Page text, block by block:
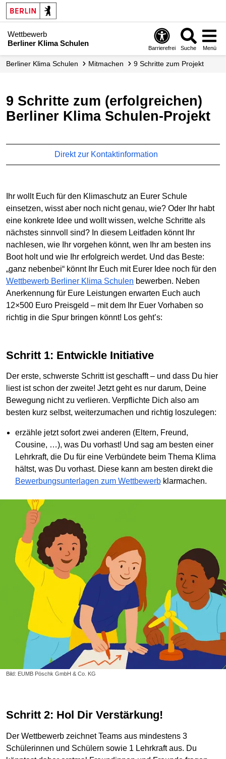
Wettbewerb
Berliner Klima Schulen
Barrierefrei Suche Menü
Berliner Klima Schulen Mitmachen 9 Schritte zum Projekt
9 Schritte zum (erfolgreichen)
Berliner Klima Schulen-Projekt
Direkt zur Kontaktinformation
Ihr wollt Euch für den Klimaschutz an Eurer Schule
einsetzen, wisst aber noch nicht genau, wie? Oder Ihr habt
eine konkrete Idee und wollt wissen, welche Schritte als
nächstes sinnvoll sind? In diesem Leitfaden könnt Ihr
nachlesen, wie Ihr vorgehen könnt, wen Ihr am besten ins
Boot holt und wie Ihr erfolgreich werdet. Und das Beste:
„ganz nebenbei“ könnt Ihr Euch mit Eurer Idee noch für den
Wettbewerb Berliner Klima Schulen bewerben. Neben
Anerkennung für Eure Leistungen erwarten Euch auch
12×500 Euro Preisgeld – mit dem Ihr Euer Vorhaben so
richtig in die Spur bringen könnt! Los geht’s:
Bild: EUMB Pöschk GmbH & Co. KG
Schritt 1: Entwickle Initiative
Der erste, schwerste Schritt ist geschafft – und dass Du hier
liest ist schon der zweite! Jetzt geht es nur darum, Deine
Bewegung nicht zu verlieren. Verpflichte Dich also am
besten kurz selbst, weiterzumachen und richtig loszulegen:
erzähle jetzt sofort zwei anderen (Eltern, Freund,
Cousine, …), was Du vorhast! Und sag am besten einer
Lehrkraft, die Du für eine Verbündete beim Thema Klima
hältst, was Du vorhast. Diese kann am besten direkt die
Bewerbungsunterlagen zum Wettbewerbklarmachen.
Schritt 2: Hol Dir Verstärkung!
Der Wettbewerb zeichnet Teams aus mindestens 3
Schülerinnen und Schülern sowie 1 Lehrkraft aus. Du